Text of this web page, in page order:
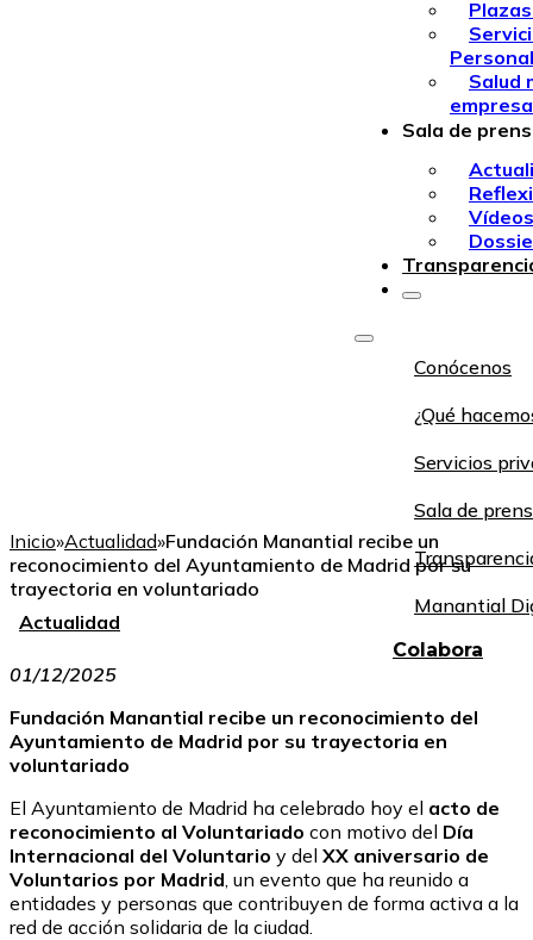
Personal
Salud
empresa
Sala de
Vídeos
Conócenos
¿Qué
Servicios
Sala de
Manantial
Colabora
Inicio»Actualidad»Fundación Manantial recibe un
reconocimiento del Ayuntamiento de Madrid por su
trayectoria en voluntariado
Actualidad
01/12/2025
Fundación Manantial recibe un reconocimiento del
Ayuntamiento de Madrid por su trayectoria en
voluntariado
El Ayuntamiento de Madrid ha celebrado hoy el acto de
reconocimiento al Voluntariado con motivo del Día
Internacional del Voluntario y del XX aniversario de
Voluntarios por Madrid, un evento que ha reunido a
entidades y personas que contribuyen de forma activa a la
red de acción solidaria de la ciudad.